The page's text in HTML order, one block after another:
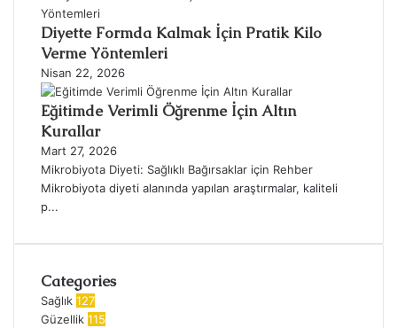
Diyette Formda Kalmak İçin Pratik Kilo
Verme Yöntemleri
Nisan 22, 2026
Eğitimde Verimli Öğrenme İçin Altın
Kurallar
Mart 27, 2026
Mikrobiyota Diyeti: Sağlıklı Bağırsaklar için Rehber
Mikrobiyota diyeti alanında yapılan araştırmalar, kaliteli
p...
Categories
Sağlık 127
Güzellik 115